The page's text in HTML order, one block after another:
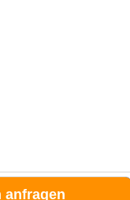
anfragen